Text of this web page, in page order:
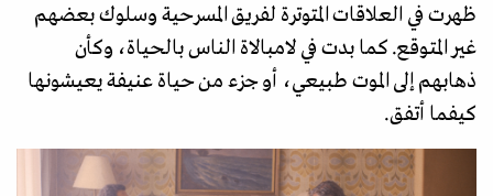
ظهرت في العلاقات المتوترة لفريق المسرحية وسلوك بعضهم
غير المتوقع. كما بدت في لامبالاة الناس بالحياة، وكأن
ذهابهم إلى الموت طبيعي، أو جزء من حياة عنيفة يعيشونها
كيفما أتفق.